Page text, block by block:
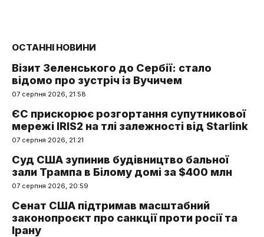
ОСТАННІ НОВИНИ
Візит Зеленського до Сербії: стало
відомо про зустріч із Вучичем
07 серпня 2026, 21:58
ЄС прискорює розгортання супутникової
мережі IRIS2 на тлі залежності від Starlink
07 серпня 2026, 21:21
Суд США зупинив будівництво бальної
зали Трампа в Білому домі за $400 млн
07 серпня 2026, 20:59
Сенат США підтримав масштабний
законопроєкт про санкції проти росії та
Ірану